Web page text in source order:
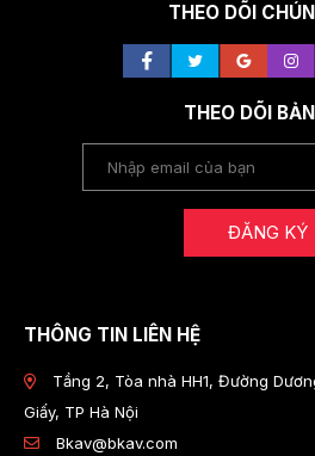
THEO DÕI
THEO DÕI
ĐĂNG KÝ
THÔNG TIN LIÊN HỆ
Tầng 2, Tòa nhà HH1, Đường
Giấy, TP Hà Nội
Bkav@bkav.com